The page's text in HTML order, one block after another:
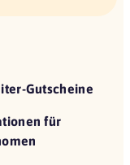
Gutscheine
für